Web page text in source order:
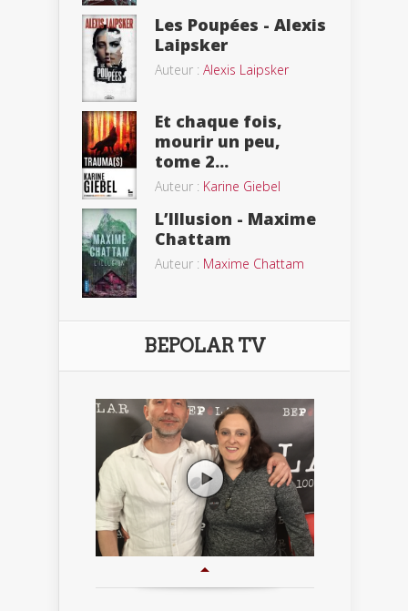
Les Poupées - Alexis
Laipsker
Auteur : Alexis Laipsker
Et chaque fois,
mourir un peu,
tome 2...
Auteur : Karine Giebel
L’Illusion - Maxime
Chattam
Auteur : Maxime Chattam
BEPOLAR TV